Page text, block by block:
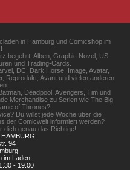
in Hamburg und Comicshop im
begehrt: Alben, Graphic Novel, US-
und Trading-Cards.
DC, Dark Horse, Image, Avatar,
Reprodukt, Avant und vielen anderen
Deadpool, Avengers, Tim und
Merchandise zu Serien wie The Big
of Thrones?
Du willst jede Woche über die
der Comicwelt informiert werden?
dich genau das Richtige!
94
im Laden:
- 19.00